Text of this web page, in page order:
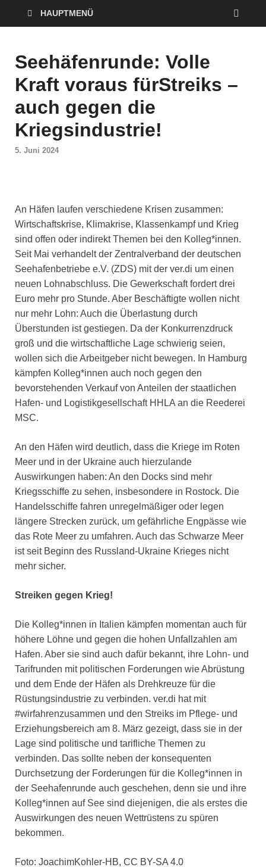
HAUPTMENÜ
Seehäfenrunde: Volle
Kraft voraus fürStreiks –
auch gegen die
Kriegsindustrie!
5. Juni 2024
An Häfen laufen verschiedene Krisen zusammen:
Wirtschaftskrise, Klimakrise, Klassenkampf und Krieg
sind offen oder indirekt Themen bei den Kolleg*innen.
Seit Mai verhandelt der Zentralverband der deutschen
Seehafenbetriebe e.V. (ZDS) mit der ver.di um einen
neuen Lohnabschluss. Die Gewerkschaft fordert drei
Euro mehr pro Stunde. Aber Beschäftigte wollen nicht
nur mehr Lohn: Auch die Überlastung durch
Überstunden ist gestiegen. Da der Konkurrenzdruck
groß und die wirtschaftliche Lage schwierig seien,
wollen sich die Arbeitgeber nicht bewegen. In Hamburg
kämpfen Kolleg*innen auch noch gegen den
bevorstehenden Verkauf von Anteilen der staatlichen
Hafen- und Logistikgesellschaft HHLA an die Reederei
MSC.
An den Häfen wird deutlich, dass die Kriege im Roten
Meer und in der Ukraine auch hierzulande
Auswirkungen haben: An den Docks sind mehr
Kriegsschiffe zu sehen, insbesondere in Rostock. Die
Handelsschiffe fahren unregelmäßiger oder legen
längere Strecken zurück, um gefährliche Engpässe wie
das Rote Meer zu umfahren. Auch das Schwarze Meer
ist seit Beginn des Russland-Ukraine Krieges nicht
mehr sicher.
Streiken gegen Krieg!
Die Kolleg*innen in Italien kämpfen momentan auch für
höhere Löhne und gegen die hohen Unfallzahlen am
Hafen. Aber sie sind auch dafür bekannt, ihre Lohn- und
Tarifrunden mit politischen Forderungen wie Abrüstung
und dem Ende der Häfen als Drehkreuze für die
Rüstungsindustrie zu verbinden. ver.di hat mit
#wirfahrenzusammen und den Streiks im Pflege- und
Erziehungsbereich am 8. März gezeigt, dass sie in der
Lage sind politische und tarifliche Themen zu
verbinden. Das sollte neben der konsequenten
Durchsetzung der Forderungen für die Kolleg*innen in
der Seehafenrunde auch geschehen, denn sie und ihre
Kolleg*innen auf See sind diejenigen, die als erstes die
Auswirkungen des neuen Wettrüstens zu spüren
bekommen.
Foto: JoachimKohler-HB, CC BY-SA 4.0